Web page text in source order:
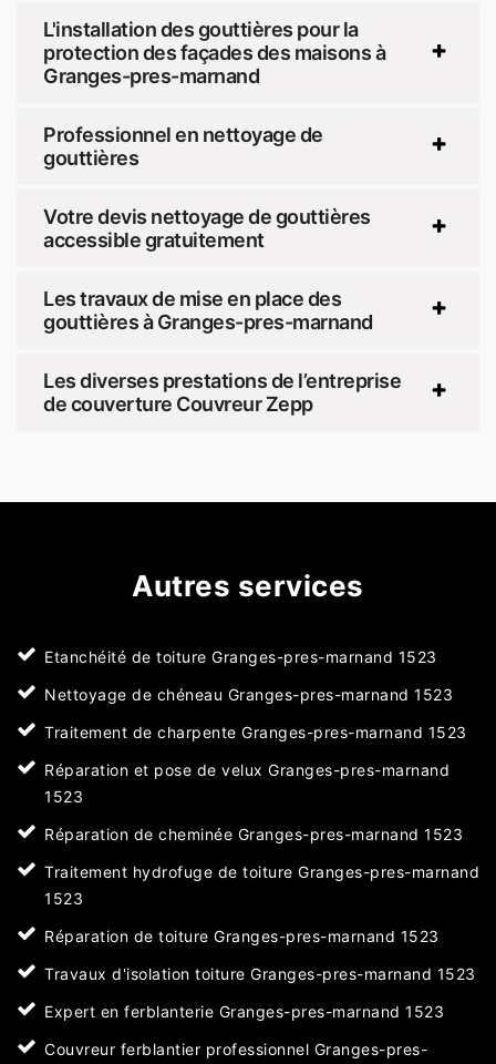
L'installation des gouttières pour la
protection des façades des maisons à
Granges-pres-marnand
Professionnel en nettoyage de
gouttières
Votre devis nettoyage de gouttières
accessible gratuitement
Les travaux de mise en place des
gouttières à Granges-pres-marnand
Les diverses prestations de l’entreprise
de couverture Couvreur Zepp
Autres services
Etanchéité de toiture Granges-pres-marnand 1523
Nettoyage de chéneau Granges-pres-marnand 1523
Traitement de charpente Granges-pres-marnand 1523
Réparation et pose de velux Granges-pres-marnand
1523
Réparation de cheminée Granges-pres-marnand 1523
Traitement hydrofuge de toiture Granges-pres-marnand
1523
Réparation de toiture Granges-pres-marnand 1523
Travaux d'isolation toiture Granges-pres-marnand 1523
Expert en ferblanterie Granges-pres-marnand 1523
Couvreur ferblantier professionnel Granges-pres-